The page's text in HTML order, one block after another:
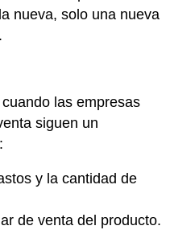
nueva, solo una nueva
las empresas
siguen un
y la cantidad de
de venta del producto.